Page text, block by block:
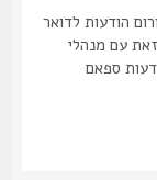
לדואר
מנהלי
ספאם